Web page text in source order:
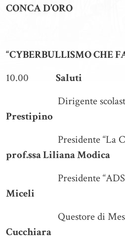
CONCA D’ORO
“CYBERBULLISMO CHE
10.00 Saluti
Dirigente
Prestipino
Presidente “La Città
prof.ssa Liliana Modica
Presidente
Miceli
Questore di
Cucchiara